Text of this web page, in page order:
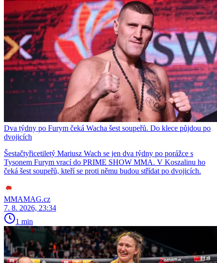
Dva týdny po Furym čeká Wacha šest soupeřů. Do klece půjdou po
dvojicích
Šestačtyřicetiletý Mariusz Wach se jen dva týdny po porážce s
Tysonem Furym vrací do PRIME SHOW MMA. V Koszalinu ho
čeká šest soupeřů, kteří se proti němu budou střídat po dvojicích.
MMAMAG.cz
7. 8. 2026, 23:34
1 min